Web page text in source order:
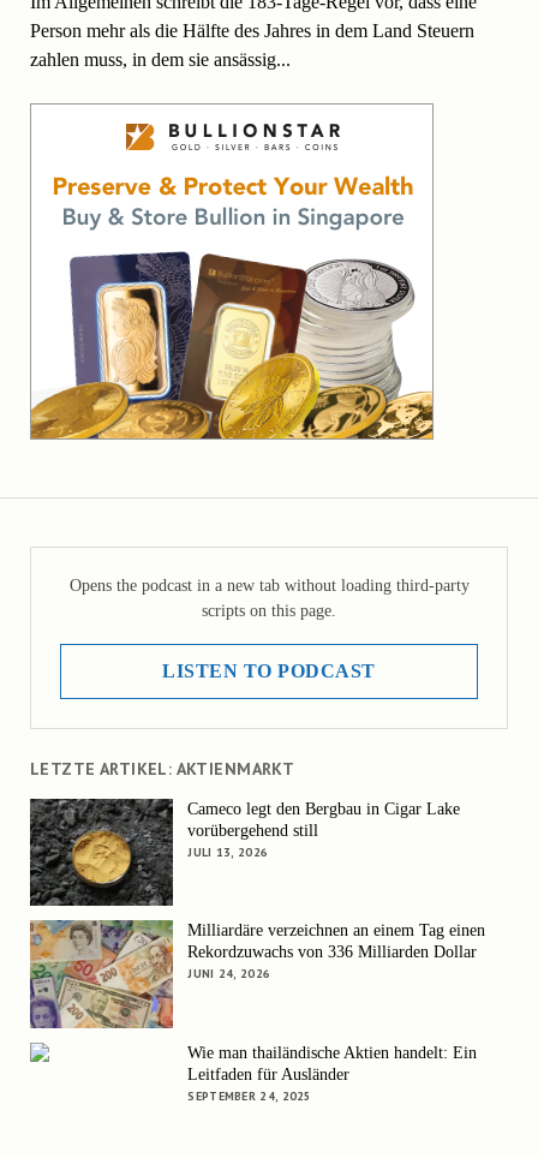
Person mehr als die Hälfte des Jahres in dem Land Steuern
zahlen muss, in dem sie ansässig...
Opens the podcast in a new tab without loading third-party
scripts on this page.
LISTEN TO PODCAST
LETZTE ARTIKEL: AKTIENMARKT
Cameco legt den Bergbau in Cigar Lake
vorübergehend still
JULI 13, 2026
Milliardäre verzeichnen an einem Tag einen
Rekordzuwachs von 336 Milliarden Dollar
JUNI 24, 2026
Wie man thailändische Aktien handelt: Ein
Leitfaden für Ausländer
SEPTEMBER 24, 2025